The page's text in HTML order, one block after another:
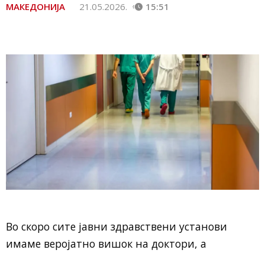
МАКЕДОНИЈА 21.05.2026. 15:51
Во скоро сите јавни здравствени установи
имаме веројатно вишок на доктори, а